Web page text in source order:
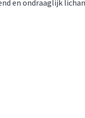
en ondraaglijk